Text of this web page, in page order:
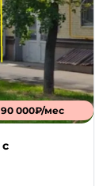
000₽/мес